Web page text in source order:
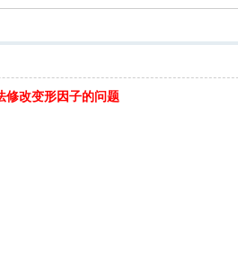
改变形因子的问题